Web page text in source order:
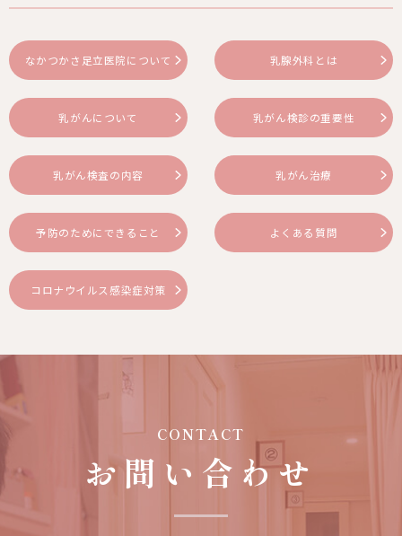
なかつかさ足立医院について 乳腺外科とは
乳がんについて 乳がん検診の重要性
乳がん検査の内容 乳がん治療
予防のためにできること よくある質問
コロナウイルス感染症対策
CONTACT
お問い合わせ